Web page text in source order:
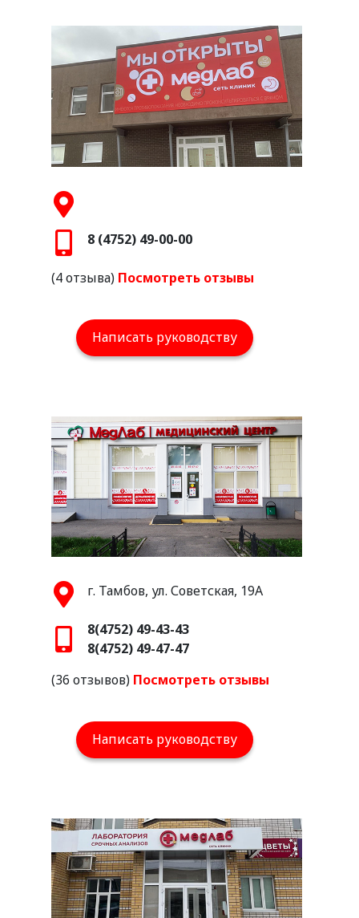
8 (4752) 49-00-00
(4 отзыва) Посмотреть отзывы
Написать руководству
г. Тамбов, ул. Советская, 19А
8(4752) 49-43-43
8(4752) 49-47-47
(36 отзывов) Посмотреть отзывы
Написать руководству